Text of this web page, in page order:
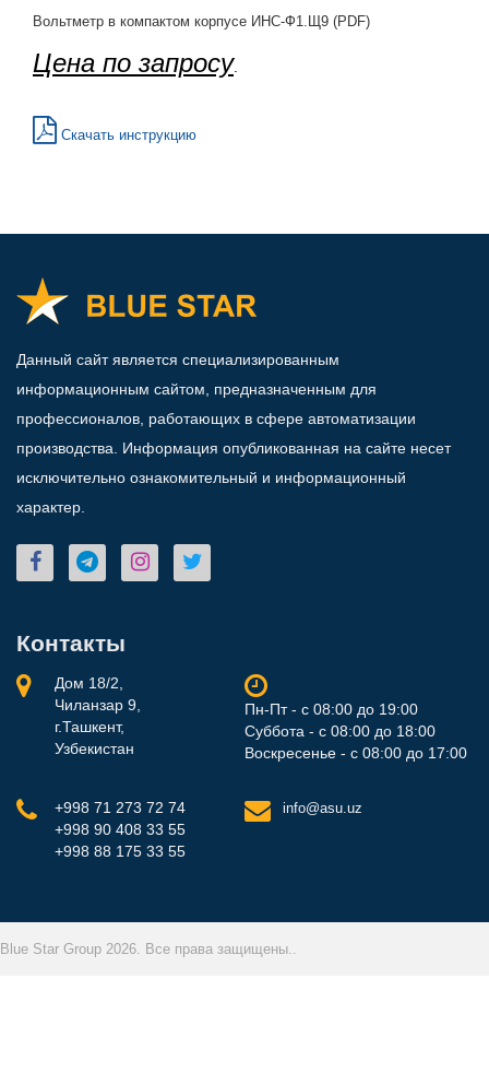
Вольтметр в компактом корпусе ИНС-Ф1.Щ9 (PDF)
Цена по запросу
Скачать инструкцию
Данный сайт является специализированным
информационным сайтом, предназначенным для
профессионалов, работающих в сфере автоматизации
производства. Информация опубликованная на сайте несет
исключительно ознакомительный и информационный
характер.
Контакты
Дом 18/2,
Чиланзар 9,
г.Ташкент,
Узбекистан
Пн-Пт - с 08:00 до 19:00
Суббота - с 08:00 до 18:00
Воскресенье - с 08:00 до 17:00
+998 71 273 72 74
+998 90 408 33 55
+998 88 175 33 55
info@asu.uz
Blue Star Group 2026. Все права защищены..